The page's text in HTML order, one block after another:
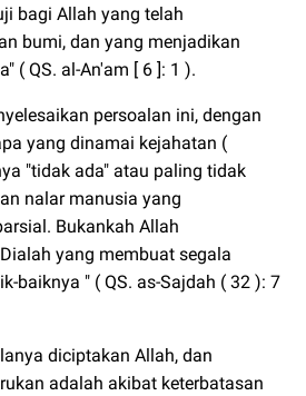
bagi Allah yang telah
bumi, dan yang menjadikan
( QS. al-An'am [ 6 ]: 1 ).
persoalan ini, dengan
yang dinamai kejahatan (
"tidak ada" atau paling tidak
nalar manusia yang
Bukankah Allah
yang membuat segala
baiknya " ( QS. as-Sajdah ( 32 ): 7
diciptakan Allah, dan
adalah akibat keterbatasan